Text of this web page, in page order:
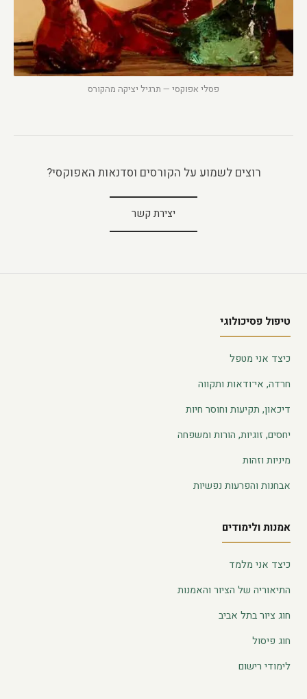
פסלי אפוקסי — תרגיל יציקה מהקורס
רוצים לשמוע על הקורסים וסדנאות האפוקסי?
יצירת קשר
טיפול פסיכולוגי
כיצד אני מטפל
חרדה, אי־ודאות ותקווה
דיכאון, תקיעות וחוסר חיות
יחסים, זוגיות, הורות ומשפחה
מיניות וזהות
אבחנות והפרעות נפשיות
אמנות ולימודים
כיצד אני מלמד
התיאוריה של הציור והאמנות
חוג ציור בתל אביב
חוג פיסול
לימודי רישום